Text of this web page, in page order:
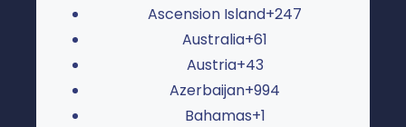
Ascension Island+247
Australia+61
Austria+43
Azerbaijan+994
Bahamas+1